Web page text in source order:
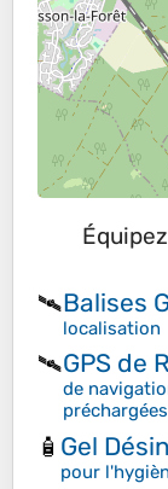
🛰️Balises
localisation
🛰️GPS de
de
préchargées
🧴 Gel
pour